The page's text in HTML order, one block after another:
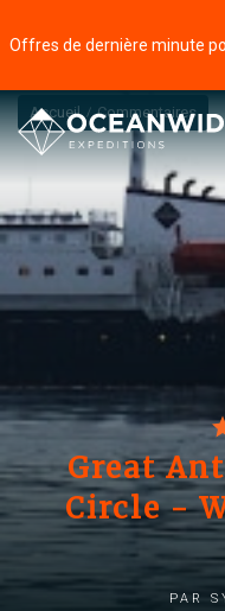
Accueil Commentaires
Great
Circle -
par